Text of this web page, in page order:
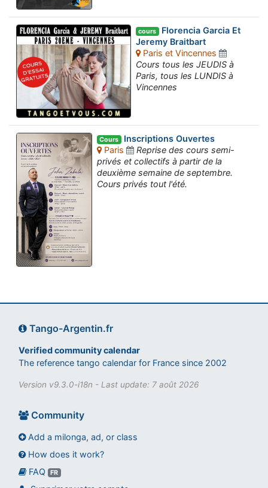
cours Florencia Garcia Et
Jeremy Braitbart
Paris et Vincennes
Cours tous les JEUDIS à
Paris, tous les LUNDIS à
Vincennes
Cours Inscriptions Ouvertes
Paris
Reprise des cours semi-
privés et collectifs à partir de la
deuxième semaine de septembre.
Cours privés tout l'été.
Tango-Argentin.fr
Verified community calendar
The reference tango calendar for France since 2002
Version v9.3.0-i18n - Last update: 7 août 2026
Community
Add a milonga, ad, or class
How does it work?
FAQ
FR
Assistant tango-argentin.fr
Questions sur les milongas, cours et stages